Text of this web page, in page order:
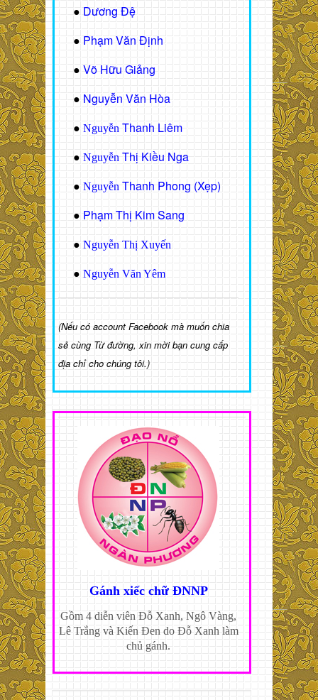
● Dương Đệ
● Phạm Văn Định
● Võ Hữu Giảng
● Nguyễn Văn Hòa
● Nguyễn Thanh Liêm
● Nguyễn Thị Kiều Nga
● Nguyễn Thanh Phong (Xẹp)
● Phạm Thị Kim Sang
● Nguyễn Thị Xuyến
● Nguyễn Văn Yêm
(Nếu có account Facebook mà muốn chia
sẻ cùng Từ đường, xin mời bạn cung cấp
địa chỉ cho chúng tôi.)
Gánh xiếc chữ ĐNNP
Gồm 4 diễn viên Đỗ Xanh, Ngô Vàng,
Lê Trắng và Kiến Đen do Đỗ Xanh làm
chủ gánh.